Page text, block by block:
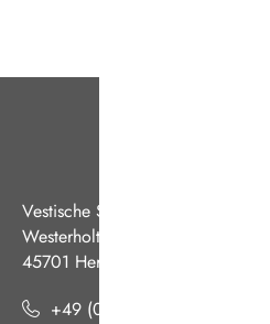
Vestische Straßenbahnen GmbH
Westerholter Straße 550
45701 Herten
+49 (0) 2366 186 - 0